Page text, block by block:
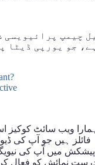
چیمپ پرائیویسی
جو یورپی ڈیٹا
ویب سائٹ کوکیز
فائلز ہیں جو آپ کی
پیشکش میں آپ کی
نمائش کو فعال